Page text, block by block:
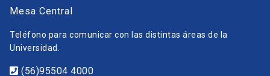
Mesa Central
Teléfono para comunicar con las distintas áreas de la
Universidad.
(56)95504 4000